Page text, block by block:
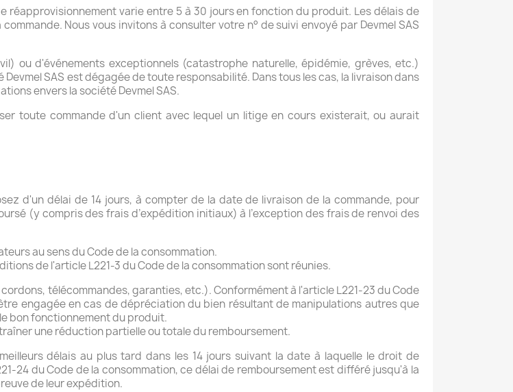
réapprovisionnement varie entre 5 à 30 jours en fonction du produit. Les délais de
Nous vous invitons à consulter votre n° de suivi envoyé par Devmel SAS
ou d'événements exceptionnels (catastrophe naturelle, épidémie, grèves, etc.)
SAS est dégagée de toute responsabilité. Dans tous les cas, la livraison dans
envers la société Devmel SAS.
toute commande d'un client avec lequel un litige en cours existerait, ou aurait
d'un délai de 14 jours, à compter de la date de livraison de la commande, pour
(y compris des frais d’expédition initiaux) à l’exception des frais de renvoi des
au sens du Code de la consommation.
de l'article L221-3 du Code de la consommation sont réunies.
télécommandes, garanties, etc.). Conformément à l'article L221-23 du Code
engagée en cas de dépréciation du bien résultant de manipulations autres que
bon fonctionnement du produit.
une réduction partielle ou totale du remboursement.
délais au plus tard dans les 14 jours suivant la date à laquelle le droit de
24 du Code de la consommation, ce délai de remboursement est différé jusqu'à la
de leur expédition.